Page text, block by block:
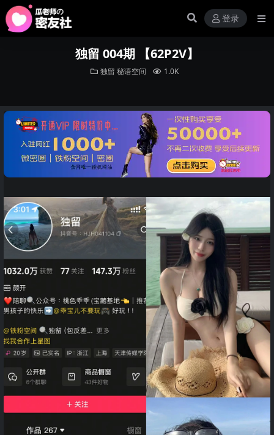
登录
独留 004期 【62P2V】
独留 秘语空间 1.0K